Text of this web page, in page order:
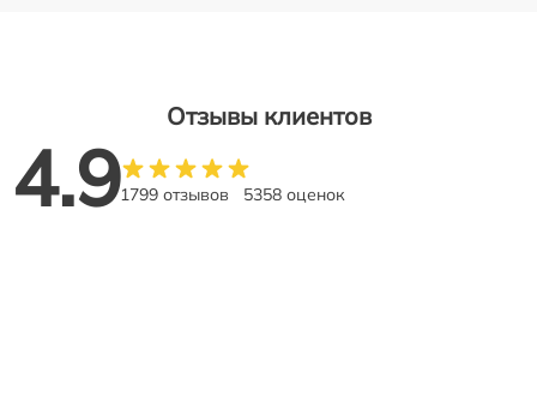
Отзывы клиентов
4.91799 отзывов 5358 оценок